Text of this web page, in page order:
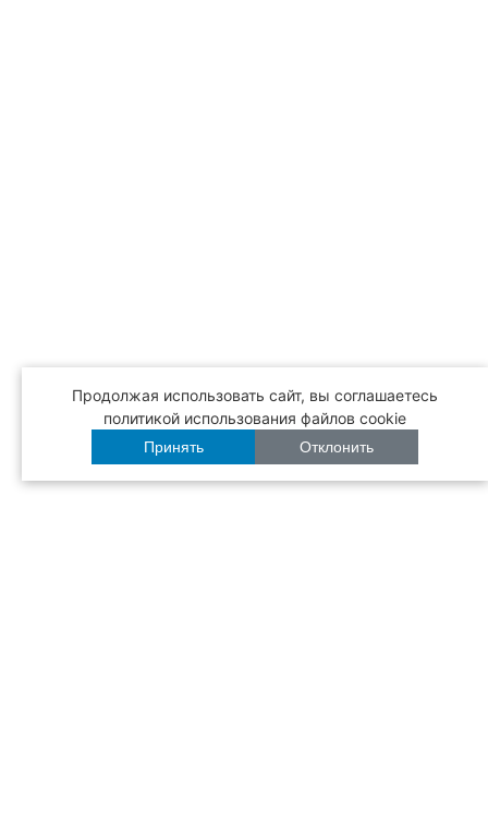
Продолжая использовать сайт, вы соглашаетесь
политикой использования файлов cookie
Принять Отклонить